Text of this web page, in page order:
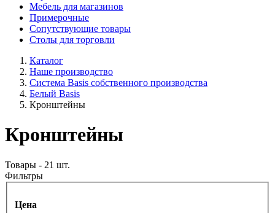
Мебель для магазинов
Примерочные
Сопутствующие товары
Столы для торговли
Каталог
Наше производство
Система Basis собственного производства
Белый Basis
Кронштейны
Кронштейны
Товары - 21 шт.
Фильтры
Цена